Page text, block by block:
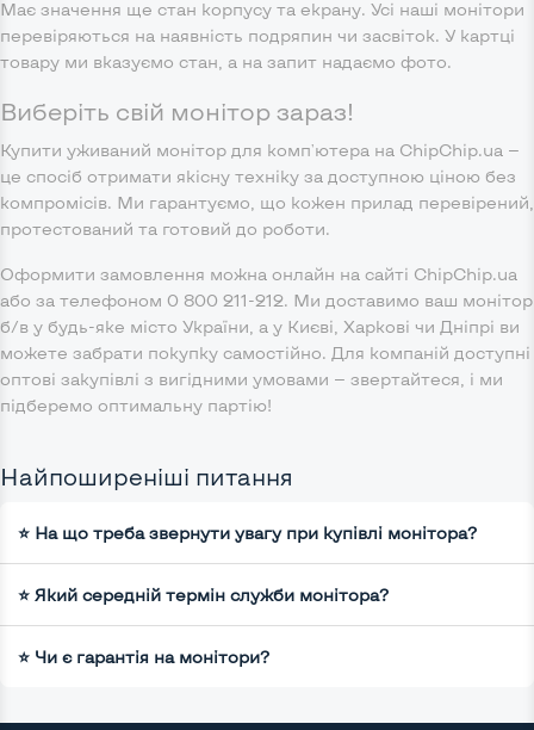
Має значення ще стан корпусу та екрану. Усі наші монітори
перевіряються на наявність подряпин чи засвіток. У картці
товару ми вказуємо стан, а на запит надаємо фото.
Виберіть свій монітор зараз!
Купити уживаний монітор для комп'ютера на ChipChip.ua —
це спосіб отримати якісну техніку за доступною ціною без
компромісів. Ми гарантуємо, що кожен прилад перевірений,
протестований та готовий до роботи.
Оформити замовлення можна онлайн на сайті ChipChip.ua
або за телефоном 0 800 211-212. Ми доставимо ваш монітор
б/в у будь-яке місто України, а у Києві, Харкові чи Дніпрі ви
можете забрати покупку самостійно. Для компаній доступні
оптові закупівлі з вигідними умовами — звертайтеся, і ми
підберемо оптимальну партію!
Найпоширеніші питання
⭐ На що треба звернути увагу при купівлі монітора?
⭐ Який середній термін служби монітора?
⭐ Чи є гарантія на монітори?